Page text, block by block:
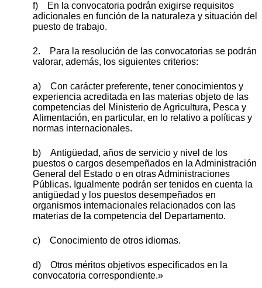
f) En la convocatoria podrán exigirse requisitos
adicionales en función de la naturaleza y situación del
puesto de trabajo.
2. Para la resolución de las convocatorias se podrán
valorar, además, los siguientes criterios:
a) Con carácter preferente, tener conocimientos y
experiencia acreditada en las materias objeto de las
competencias del Ministerio de Agricultura, Pesca y
Alimentación, en particular, en lo relativo a políticas y
normas internacionales.
b) Antigüedad, años de servicio y nivel de los
puestos o cargos desempeñados en la Administración
General del Estado o en otras Administraciones
Públicas. Igualmente podrán ser tenidos en cuenta la
antigüedad y los puestos desempeñados en
organismos internacionales relacionados con las
materias de la competencia del Departamento.
c) Conocimiento de otros idiomas.
d) Otros méritos objetivos especificados en la
convocatoria correspondiente.»